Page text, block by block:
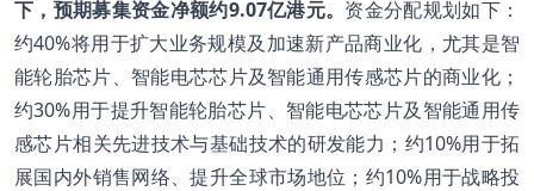
下，预期募集资金净额约9.07亿港元。 资金分配规划如下：
约40%将用于扩大业务规模及加速新产品商业化，尤其是智
能轮胎芯片、智能电芯芯片及智能通用传感芯片的商业化；
约30%用于提升智能轮胎芯片、智能电芯芯片及智能通用传
感芯片相关先进技术与基础技术的研发能力；约10%用于拓
展国内外销售网络、提升全球市场地位；约10%用于战略投